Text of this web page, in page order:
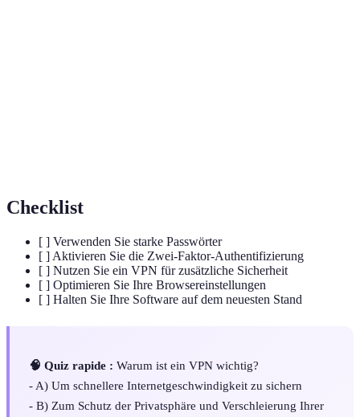
Checklist
[ ] Verwenden Sie starke Passwörter
[ ] Aktivieren Sie die Zwei-Faktor-Authentifizierung
[ ] Nutzen Sie ein VPN für zusätzliche Sicherheit
[ ] Optimieren Sie Ihre Browsereinstellungen
[ ] Halten Sie Ihre Software auf dem neuesten Stand
🧠 Quiz rapide : Warum ist ein VPN wichtig?
- A) Um schnellere Internetgeschwindigkeit zu sichern
- B) Zum Schutz der Privatsphäre und Verschleierung Ihrer